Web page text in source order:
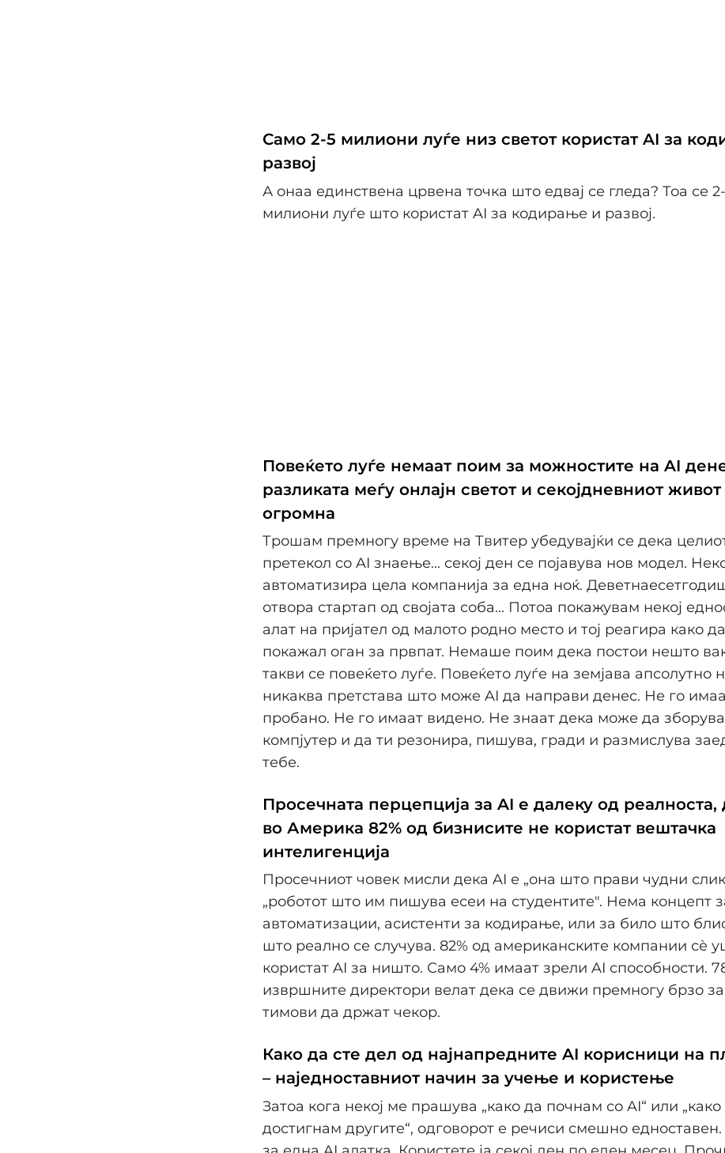
Само 2-5 милиони луѓе низ светот користат AI за
развој
А онаа единствена црвена точка што едвај се гледа? Тоа се
милиони луѓе што користат AI за кодирање и развој.
Повеќето луѓе немаат поим за можностите на AI
разликата меѓу онлајн светот и секојдневниот живот
огромна
Трошам премногу време на Твитер убедувајќи се дека
претекол со AI знаење... секој ден се појавува нов модел.
автоматизира цела компанија за една ноќ.
отвора стартап од својата соба... Потоа покажувам некој
алат на пријател од малото родно место и тој реагира како
покажал оган за првпат. Немаше поим дека постои нешто
такви се повеќето луѓе. Повеќето луѓе на земјава апсолутно
никаква претстава што може AI да направи денес. Не го
пробано. Не го имаат видено. Не знаат дека може да
компјутер и да ти резонира, пишува, гради и размислува
тебе.
Просечната перцепција за AI е далеку од реалноста,
во Америка 82% од бизнисите не користат вештачка
интелигенција
Просечниот човек мисли дека AI е „она што прави чудни
„роботот што им пишува есеи на студентите". Нема концепт
автоматизации, асистенти за кодирање, или за било што
што реално се случува. 82% од американските компании сѐ
користат AI за ништо. Само 4% имаат зрели AI способности.
извршните директори велат дека се движи премногу брзо
тимови да држат чекор.
Како да сте дел од најнапредните AI корисници на
– наједноставниот начин за учење и користење
Затоа кога некој ме прашува „како да почнам со AI“ или „како
достигнам другите“, одговорот е речиси смешно